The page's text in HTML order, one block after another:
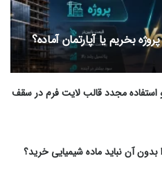
بخریم یا آپارتمان آماده؟
مجدد قالب لایت فرم در سقف